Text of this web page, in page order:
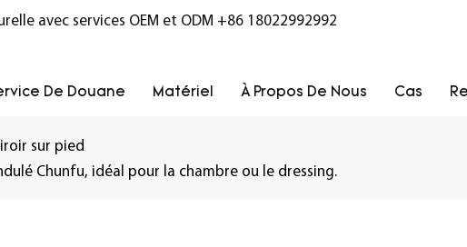
avec services OEM et ODM +86 18022992992
De Douane Matériel À Propos De Nous Cas
sur pied
Chunfu, idéal pour la chambre ou le dressing.